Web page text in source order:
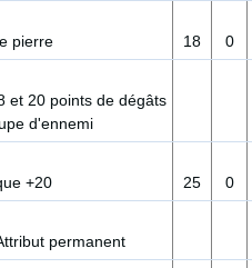
pierre 18 0
et 20 points de dégâts
d'ennemi
+20 25 0
permanent